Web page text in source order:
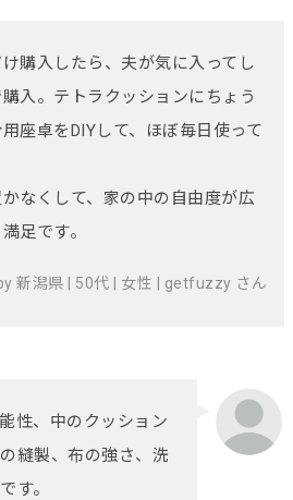
購入したら、夫が気に入ってし
入。テトラクッションにちょう
座卓をDIYして、ほぼ毎日使って
なくして、家の中の自由度が広
足です。
新潟県 | 50代 | 女性 | getfuzzy さん
性、中のクッション
縫製、布の強さ、洗
す。